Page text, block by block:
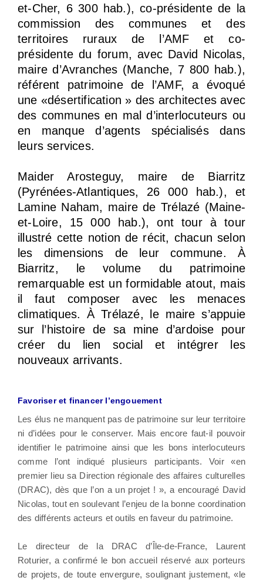
et-Cher, 6 300 hab.), co-présidente de la
commission des communes et des
territoires ruraux de l’AMF et co-
présidente du forum, avec David Nicolas,
maire d’Avranches (Manche, 7 800 hab.),
référent patrimoine de l’AMF, a évoqué
une «désertification » des architectes avec
des communes en mal d’interlocuteurs ou
en manque d’agents spécialisés dans
leurs services.
Maider Arosteguy, maire de Biarritz
(Pyrénées-Atlantiques, 26 000 hab.), et
Lamine Naham, maire de Trélazé (Maine-
et-Loire, 15 000 hab.), ont tour à tour
illustré cette notion de récit, chacun selon
les dimensions de leur commune. À
Biarritz, le volume du patrimoine
remarquable est un formidable atout, mais
il faut composer avec les menaces
climatiques. À Trélazé, le maire s’appuie
sur l’histoire de sa mine d’ardoise pour
créer du lien social et intégrer les
nouveaux arrivants.
Favoriser et financer l’engouement
Les élus ne manquent pas de patrimoine sur leur territoire
ni d’idées pour le conserver. Mais encore faut-il pouvoir
identifier le patrimoine ainsi que les bons interlocuteurs
comme l’ont indiqué plusieurs participants. Voir «en
premier lieu sa Direction régionale des affaires culturelles
(DRAC), dès que l’on a un projet ! », a encouragé David
Nicolas, tout en soulevant l’enjeu de la bonne coordination
des différents acteurs et outils en faveur du patrimoine.
Le directeur de la DRAC d’Île-de-France, Laurent
Roturier, a confirmé le bon accueil réservé aux porteurs
de projets, de toute envergure, soulignant justement, «le